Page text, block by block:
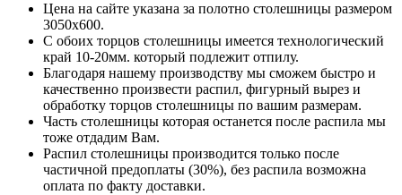
Цена на сайте указана за полотно столешницы размером
3050х600.
С обоих торцов столешницы имеется технологический
край 10-20мм. который подлежит отпилу.
Благодаря нашему производству мы сможем быстро и
качественно произвести распил, фигурный вырез и
обработку торцов столешницы по вашим размерам.
Часть столешницы которая останется после распила мы
тоже отдадим Вам.
Распил столешницы производится только после
частичной предоплаты (30%), без распила возможна
оплата по факту доставки.